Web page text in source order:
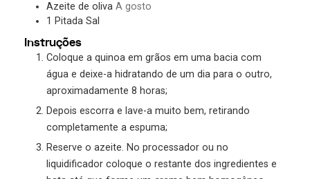
Azeite de oliva A gosto
1 Pitada Sal
Instruções
Coloque a quinoa em grãos em uma bacia com
água e deixe-a hidratando de um dia para o outro,
aproximadamente 8 horas;
Depois escorra e lave-a muito bem, retirando
completamente a espuma;
Reserve o azeite. No processador ou no
liquidificador coloque o restante dos ingredientes e